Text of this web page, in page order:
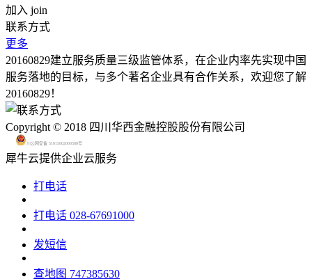
加入 join
联系方式
更多
20160829建立服务质量三级监管体系，在企业内率先实现中国
服务落地的目标，与多个著名企业具有合作关系，欢迎您了解
20160829！
Copyright © 2018 四川华西金融控股股份有限公司
川公网安备 51015602000580号
犀牛云提供企业云服务
打电话
打电话 028-67691000
发短信
查地图 747385630